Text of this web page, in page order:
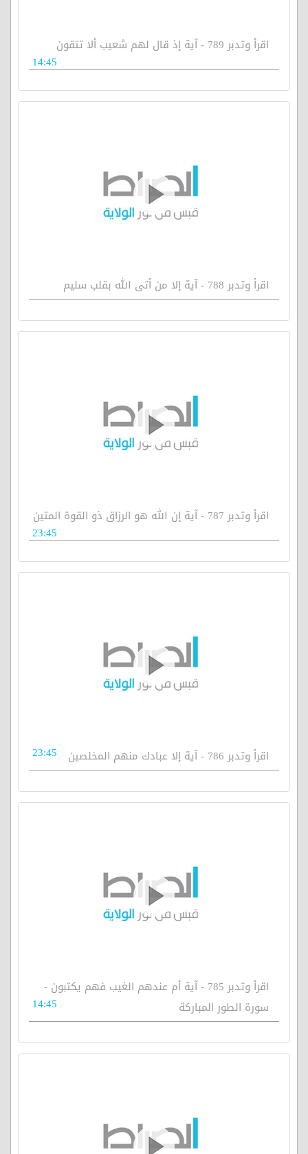
اقرأ وتدبر 789 - آية إذ قال لهم شعيب ألا تتقون
14:45
اقرأ وتدبر 788 - آية إلا من أتى الله بقلب سليم
اقرأ وتدبر 787 - آية إن الله هو الرزاق ذو القوة المتين
23:45
اقرأ وتدبر 786 - آية إلا عبادك منهم المخلصين 23:45
اقرأ وتدبر 785 - آية أم عندهم الغيب فهم يكتبون -
سورة الطور المباركة
14:45